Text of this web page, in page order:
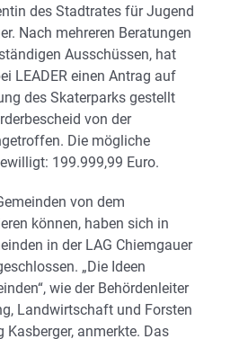
des Stadtrates für Jugend
Nach mehreren Beratungen
Ausschüssen, hat
LEADER einen Antrag auf
des Skaterparks gestellt
von der
Die mögliche
199.999,99 Euro.
von dem
können, haben sich in
in der LAG Chiemgauer
„Die Ideen
wie der Behördenleiter
Landwirtschaft und Forsten
Kasberger, anmerkte. Das